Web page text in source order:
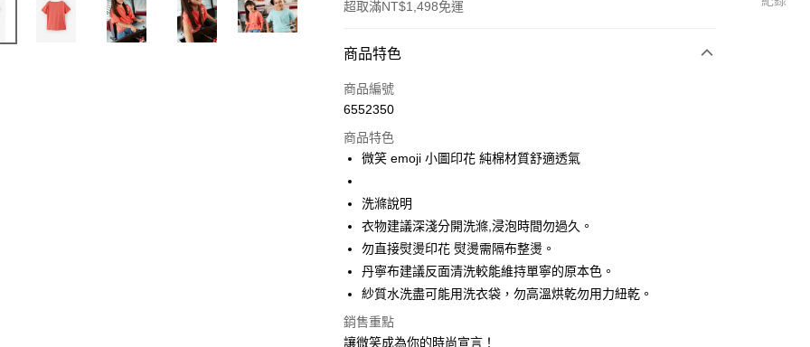
超取滿NT$1,498免運
付款方式
信用卡一次付款
Apple Pay
街口支付
悠遊付
大哥付你分期
相關說明
【大哥付你分期使用說明】
2.付款方式選擇「大哥付你分期」，訂單成立後會自動跳轉到大哥付的交易
流程，驗證手機門號後，選擇欲分期的期數、繳款截止日，確認付款後即
商品特色
商品編號
6552350
商品特色
微笑 emoji 小圖印花 純棉材質舒適透氣
洗滌說明
衣物建議深淺分開洗滌,浸泡時間勿過久。
勿直接熨燙印花 熨燙需隔布整燙。
丹寧布建議反面清洗較能維持單寧的原本色。
紗質水洗盡可能用洗衣袋，勿高溫烘乾勿用力紐乾。
銷售重點
讓微笑成為你的時尚宣言！